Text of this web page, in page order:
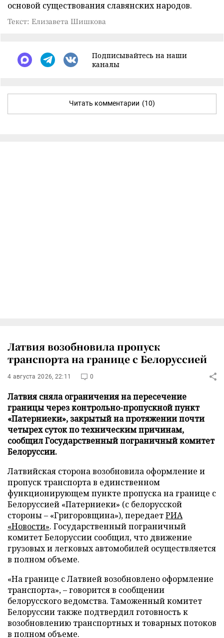
основой существования славянских народов.
Текст: Елизавета Шишкова
Подписывайтесь на наши
каналы
Читать комментарии (10)
Латвия возобновила пропуск
транспорта на границе с Белоруссией
4 августа 2026, 22:11 0
Латвия сняла ограничения на пересечение
границы через контрольно-пропускной пункт
«Патерниеки», закрытый на протяжении почти
четырех суток по техническим причинам,
сообщил Государственный пограничный комитет
Белоруссии.
Латвийская сторона возобновила оформление и
пропуск транспорта в единственном
функционирующем пункте пропуска на границе с
Белоруссией «Патерниеки» (с белорусской
стороны – «Григоровщина»), передаетРИА
«Новости». Государственный пограничный
комитет Белоруссии сообщил, что движение
грузовых и легковых автомобилей осуществляется
в полном объеме.
«На границе с Латвией возобновлено оформление
транспорта», – говорится в сообщении
белорусского ведомства. Таможенный комитет
Белоруссии также подтвердил готовность к
возобновлению транспортных и товарных потоков
в полном объеме.